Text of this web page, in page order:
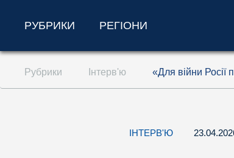
Перейти до змісту (ключ доступу
Перейти до пошуку (ключ
РУБРИКИ РЕГІОНИ
Рубрики Інтерв'ю «Для війни Росії
ІНТЕРВ'Ю